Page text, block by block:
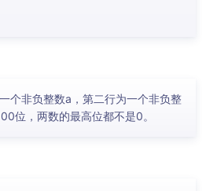
个非负整数a，第二行为一个非负整
位，两数的最高位都不是0。